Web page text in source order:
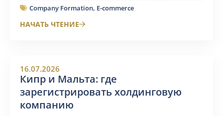
Company Formation, E-commerce
НАЧАТЬ ЧТЕНИЕ
16.07.2026
Кипр и Мальта: где
зарегистрировать холдинговую
компанию